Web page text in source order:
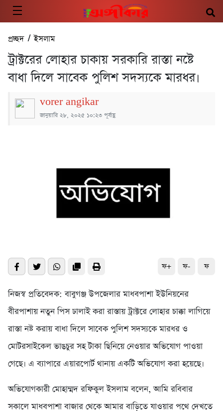
প্রচ্ছদ/ইসলাম
ট্রাক্টরের লোহার চাকায় সরকারি রাস্তা নষ্টে
বাধা দিলে সাবেক পুলিশ সদস্যকে মারধর।
vorer angikar
জানুয়ারি ২৮, ২০২৫ ১০:২৩ পূর্বাহ্ণ
ফ+ ফ- ফ
নিজস্ব প্রতিবেদক: বাবুগঞ্জ উপজেলার মাধবপাশা ইউনিয়নের
বীরপাশায় নতুন পিস ঢালাই করা রাস্তায় ট্রাক্টরে লোহার চাক্কা লাগিয়ে
রাস্তা নষ্ট করায় বাধা দিলে সাবেক পুলিশ সদস্যকে মারধর ও
মোটরসাইকেল ভাঙচুর সহ টাকা ছিনিয়ে নেওয়ার অভিযোগ পাওয়া
গেছে। এ ব্যাপারে এয়ারপোর্ট থানায় একটি অভিযোগ করা হয়েছে।
অভিযোগকারী মোহাম্মদ রফিকুল ইসলাম বলেন, আমি রবিবার
সকালে মাধবপাশা বাজার থেকে আমার বাড়িতে যাওয়ার পথে দেখতে